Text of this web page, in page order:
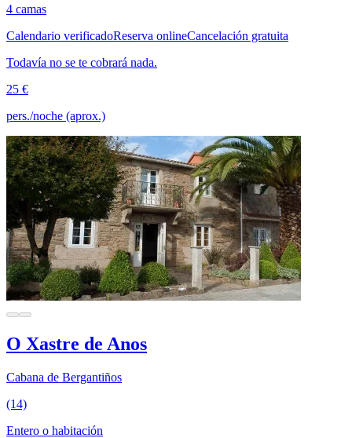
4 camas
Calendario verificadoReserva onlineCancelación gratuita
Todavía no se te cobrará nada.
25 €
pers./noche (aprox.)
O Xastre de Anos
Cabana de Bergantiños
(14)
Entero o habitación